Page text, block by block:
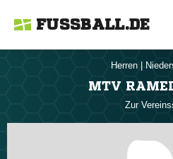
FUSSBALL.DE
Herren
MTV
Zur